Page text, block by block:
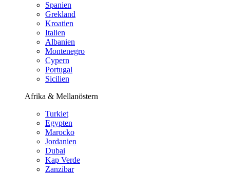
Spanien
Grekland
Kroatien
Italien
Albanien
Montenegro
Cypern
Portugal
Sicilien
Afrika & Mellanöstern
Turkiet
Egypten
Marocko
Jordanien
Dubai
Kap Verde
Zanzibar